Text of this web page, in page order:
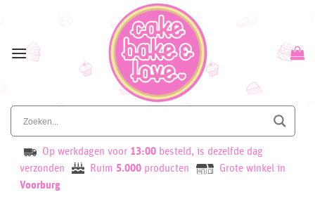
content
Op werkdagen voor 13:00 besteld, is dezelfde dag
verzonden
Ruim 5.000 producten
Grote winkel in
Voorburg